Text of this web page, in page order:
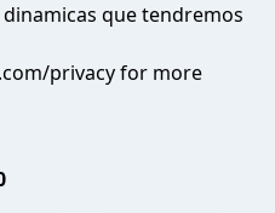
que tendremos
privacyfor more